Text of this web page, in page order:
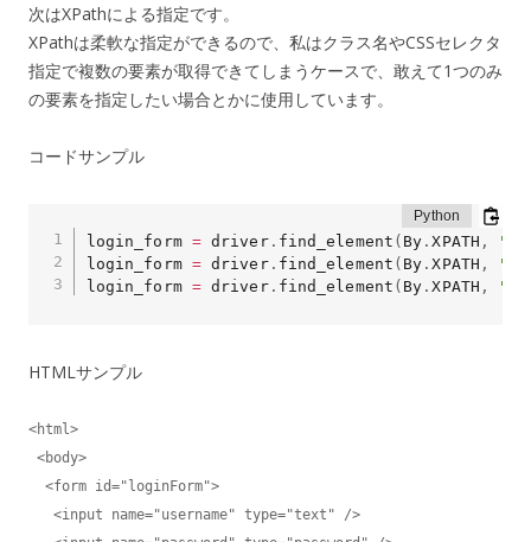
次はXPathによる指定です。
XPathは柔軟な指定ができるので、私はクラス名やCSSセレクタ
指定で複数の要素が取得できてしまうケースで、敢えて1つのみ
の要素を指定したい場合とかに使用しています。
コードサンプル
login_form = driver. find_element ( By .XPATH ,
"/
login_form = driver. find_element ( By .XPATH ,
"//
login_form = driver. find_element ( By .XPATH , "//
HTMLサンプル
<html>